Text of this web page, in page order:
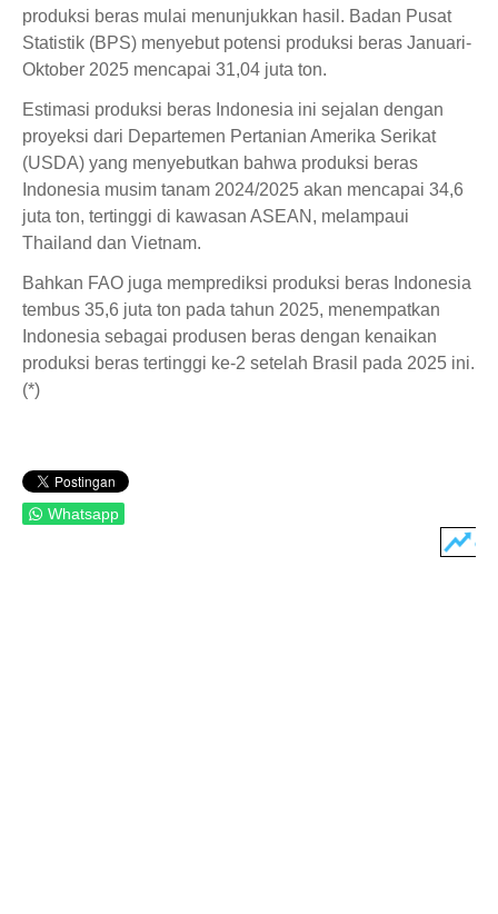
produksi beras mulai menunjukkan hasil. Badan Pusat
Statistik (BPS) menyebut potensi produksi beras Januari-
Oktober 2025 mencapai 31,04 juta ton.
Estimasi produksi beras Indonesia ini sejalan dengan
proyeksi dari Departemen Pertanian Amerika Serikat
(USDA) yang menyebutkan bahwa produksi beras
Indonesia musim tanam 2024/2025 akan mencapai 34,6
juta ton, tertinggi di kawasan ASEAN, melampaui
Thailand dan Vietnam.
Bahkan FAO juga memprediksi produksi beras Indonesia
tembus 35,6 juta ton pada tahun 2025, menempatkan
Indonesia sebagai produsen beras dengan kenaikan
produksi beras tertinggi ke-2 setelah Brasil pada 2025 ini.
(*)
Whatsapp